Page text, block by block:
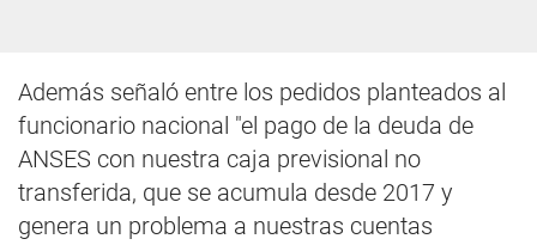
Además señaló entre los pedidos planteados al
funcionario nacional "el pago de la deuda de
ANSES con nuestra caja previsional no
transferida, que se acumula desde 2017 y
genera un problema a nuestras cuentas